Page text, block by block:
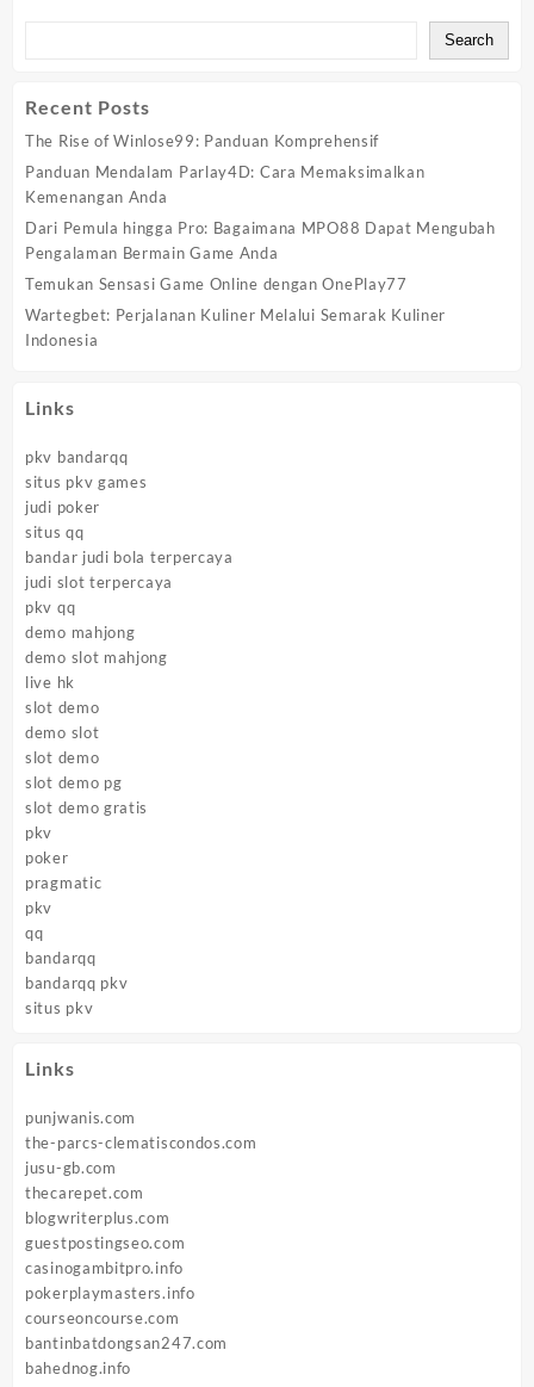
Search
Recent Posts
The Rise of Winlose99: Panduan Komprehensif
Panduan Mendalam Parlay4D: Cara Memaksimalkan
Kemenangan Anda
Dari Pemula hingga Pro: Bagaimana MPO88 Dapat Mengubah
Pengalaman Bermain Game Anda
Temukan Sensasi Game Online dengan OnePlay77
Wartegbet: Perjalanan Kuliner Melalui Semarak Kuliner
Indonesia
Links
pkv bandarqq
situs pkv games
judi poker
situs qq
bandar judi bola terpercaya
judi slot terpercaya
pkv qq
demo mahjong
demo slot mahjong
live hk
slot demo
demo slot
slot demo
slot demo pg
slot demo gratis
pkv
poker
pragmatic
pkv
qq
bandarqq
bandarqq pkv
situs pkv
Links
punjwanis.com
the-parcs-clematiscondos.com
jusu-gb.com
thecarepet.com
blogwriterplus.com
guestpostingseo.com
casinogambitpro.info
pokerplaymasters.info
courseoncourse.com
bantinbatdongsan247.com
bahednog.info